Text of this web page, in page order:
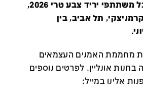
קטלוג זה מציג את כל משתתפי יריד צבע טרי 2026,
תל אביב, בין
מחממת האמנים העצמאים
בחנות אונליין. לפרטים נוספים
אלינו במייל: